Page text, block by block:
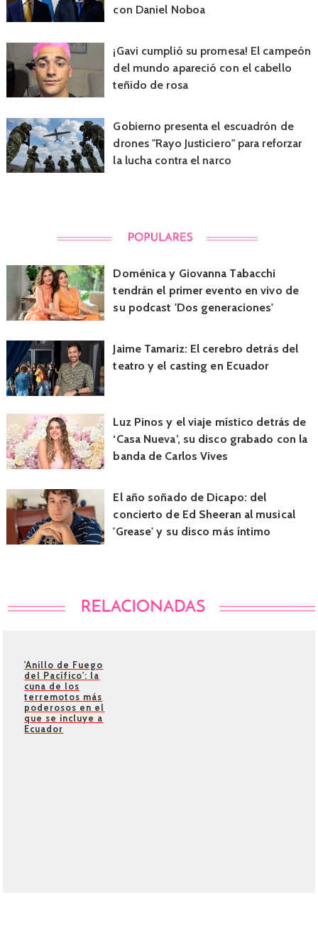
con Daniel Noboa
¡Gavi cumplió su promesa! El campeón
del mundo apareció con el cabello
teñido de rosa
Gobierno presenta el escuadrón de
drones "Rayo Justiciero" para reforzar
la lucha contra el narco
Doménica y Giovanna Tabacchi
tendrán el primer evento en vivo de
su podcast 'Dos generaciones'
Jaime Tamariz: El cerebro detrás del
teatro y el casting en Ecuador
Luz Pinos y el viaje místico detrás de
‘Casa Nueva’, su disco grabado con la
banda de Carlos Vives
El año soñado de Dicapo: del
concierto de Ed Sheeran al musical
'Grease' y su disco más íntimo
'Anillo de Fuego
del Pacífico': la
cuna de los
terremotos más
poderosos en el
que se incluye a
Ecuador